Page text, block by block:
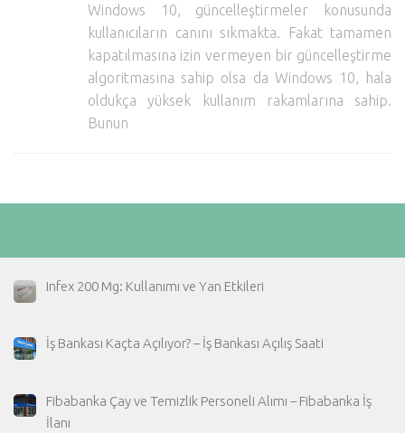
Hayattan Kesitler
Nasıl Yapılır?
Windows 10, güncelleştirmeler konusunda
kullanıcıların canını sıkmakta. Fakat tamamen
kapatılmasına izin vermeyen bir güncelleştirme
algoritmasına sahip olsa da Windows 10, hala
oldukça yüksek kullanım rakamlarına sahip.
Bunun
Infex 200 Mg: Kullanımı ve Yan Etkileri
İş Bankası Kaçta Açılıyor? – İş Bankası Açılış Saati
Fibabanka Çay ve Temizlik Personeli Alımı – Fibabanka İş
İlanı